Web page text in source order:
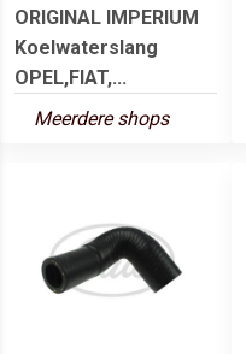
ORIGINAL IMPERIUM
Koelwaterslang
OPEL,FIAT,...
Meerdere shops